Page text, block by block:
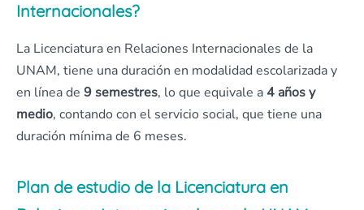
Internacionales?
La Licenciatura en Relaciones Internacionales de la
UNAM, tiene una duración en modalidad escolarizada y
en línea de 9 semestres, lo que equivale a4 años y
medio, contando con el servicio social, que tiene una
duración mínima de 6 meses.
Plan de estudio de la Licenciatura en